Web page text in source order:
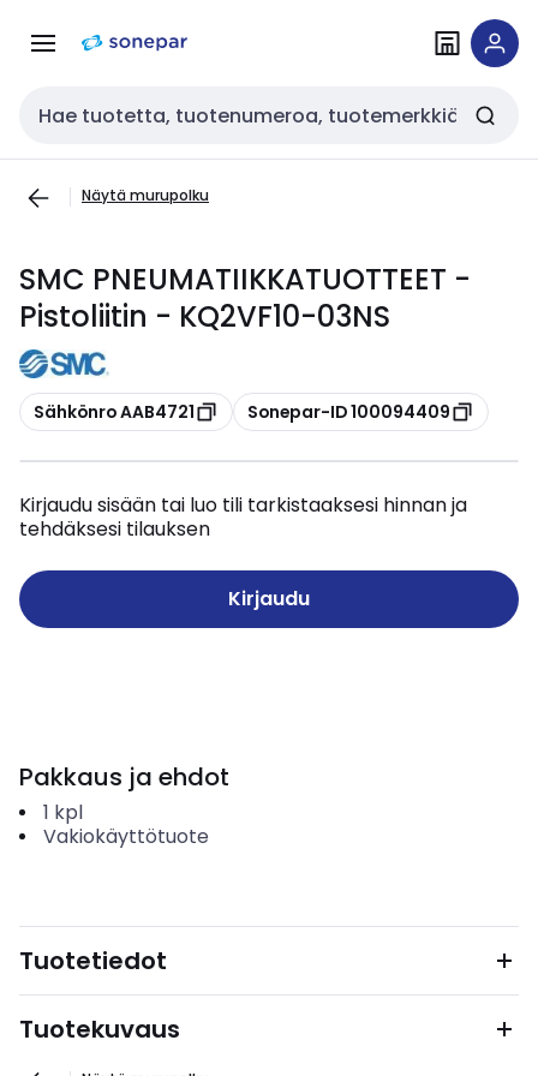
navigointiinsisältöön
Haku
Näytä murupolku
SMC PNEUMATIIKKATUOTTEET -
Pistoliitin - KQ2VF10-03NS
Kopioi
Sähkönro AAB4721 Kopioi
Sonepar-ID 100094409
Kirjaudu sisään tai luo tili tarkistaaksesi hinnan ja
tehdäksesi tilauksen
Kirjaudu
Pakkaus ja ehdot
1 kpl
Vakiokäyttötuote
Tuotetiedot
Tuotekuvaus